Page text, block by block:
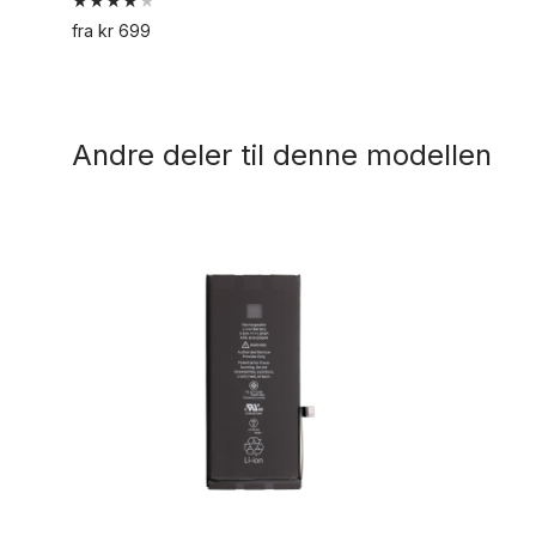
Vurdert
4.00
fra kr 699
flere
velges
produktsiden
Andre deler til denne modellen